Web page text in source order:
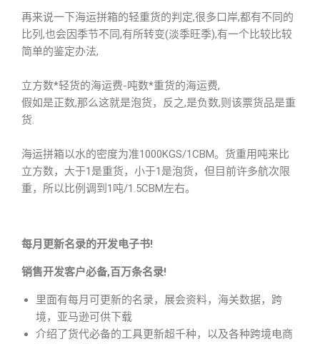
再来说一下海运拼箱的轻重货的判定,很多口岸,都有不同的
比列,也会因季节不同,有所转变(淡季旺季),有一个比较比较
简单的鉴定办法,
立方数*轻货的海运费-吨数*重货的海运费,
假如是正数,那么这就是泡货，反之,是负数,则该票货品是重
货.
海运拼箱以水的密度为准1000KGS/1CBM。货重用吨来比
立方数，大于1是重货，小于1是泡货，但目前许多航次限
重，所以比例调到1吨/1.5CBM左右。
每月更新名录的开发电子书!
销售开发客户必备,百万条名录!
里面有每月可更新的名录，展会资料，海关数据，跨
境，亚马逊可供下载
介绍了货代必备的工具更新超千种，以及各种跨境电商